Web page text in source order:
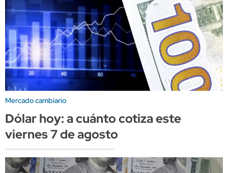
Mercado cambiario
Dólar hoy: a cuánto cotiza este
viernes 7 de agosto